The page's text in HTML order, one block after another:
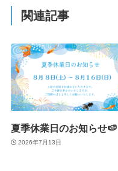
関連記事
夏季休業日のお知らせ🍉
2026年7月13日